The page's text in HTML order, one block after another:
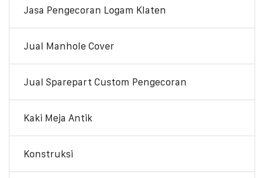
Jasa Pengecoran Logam Klaten
Jual Manhole Cover
Jual Sparepart Custom Pengecoran
Kaki Meja Antik
Konstruksi